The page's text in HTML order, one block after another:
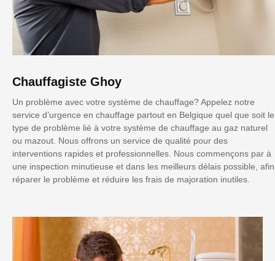
Chauffagiste Ghoy
Un problème avec votre système de chauffage? Appelez notre
service d’urgence en chauffage partout en Belgique quel que soit le
type de problème lié à votre système de chauffage au gaz naturel
ou mazout. Nous offrons un service de qualité pour des
interventions rapides et professionnelles. Nous commençons par à
une inspection minutieuse et dans les meilleurs délais possible, afin
réparer le problème et réduire les frais de majoration inutiles.